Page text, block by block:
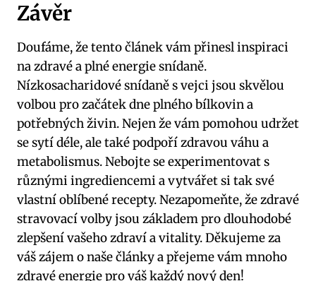
Závěr
Doufáme, že tento článek vám přinesl inspiraci
na zdravé a plné energie snídaně.
Nízkosacharidové snídaně s vejci jsou skvělou
volbou pro začátek dne plného bílkovin a
potřebných živin. Nejen že vám pomohou udržet
se sytí déle, ale také podpoří zdravou váhu a
metabolismus. Nebojte se experimentovat s
různými ingrediencemi a vytvářet si tak své
vlastní oblíbené recepty. Nezapomeňte, že zdravé
stravovací volby jsou základem pro dlouhodobé
zlepšení vašeho zdraví a vitality. Děkujeme za
váš zájem o naše články a přejeme vám mnoho
zdravé energie pro váš každý nový den!